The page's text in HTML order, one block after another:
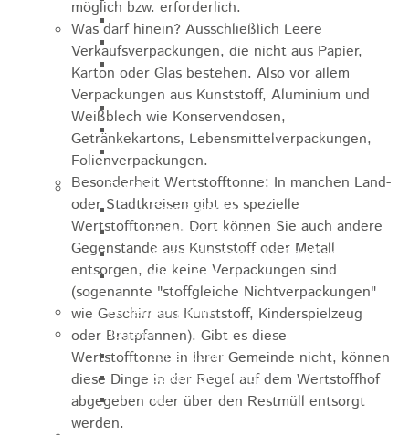
Seniorenzentrum Heubach
VDK Ortsverband Heubach
Ökumenische Nachbarschaftshilfe
Förderverein Altenhilfe Heubach e.V.
Seniorenwohnanlage Haus Hohgarten
Bischof Sproll Haus
Familie
Familienbüro
Zukunftswerkstatt
Sozialpädagogische Familienberatung
Kinderfest
Ferienprogramm
Jugend
Jugendbüro
Stadtjugendring
JIL
möglich bzw. erforderlich.
Was darf hinein? Ausschließlich Leere
Verkaufsverpackungen, die nicht aus Papier,
Karton oder Glas bestehen. Also vor allem
Verpackungen aus Kunststoff, Aluminium und
Weißblech wie Konservendosen,
Getränkekartons, Lebensmittelverpackungen,
Folienverpackungen.
Besonderheit Wertstofftonne: In manchen Land-
oder Stadtkreisen gibt es spezielle
Wertstofftonnen. Dort können Sie auch andere
Gegenstände aus Kunststoff oder Metall
entsorgen, die keine Verpackungen sind
(sogenannte "stoffgleiche Nichtverpackungen"
wie Geschirr aus Kunststoff, Kinderspielzeug
oder Bratpfannen). Gibt es diese
Wertstofftonne in Ihrer Gemeinde nicht, können
diese Dinge in der Regel auf dem Wertstoffhof
abgegeben oder über den Restmüll entsorgt
werden.